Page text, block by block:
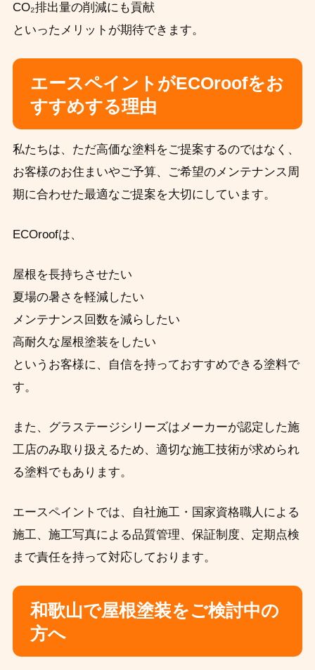
CO₂排出量の削減にも貢献
といったメリットが期待できます。
エースペイントがECOroofをお
すすめする理由
私たちは、ただ高価な塗料をご提案するのではなく、
お客様のお住まいやご予算、ご希望のメンテナンス周
期に合わせた最適なご提案を大切にしています。
ECOroofは、
屋根を長持ちさせたい
夏場の暑さを軽減したい
メンテナンス回数を減らしたい
高耐久な屋根塗装をしたい
というお客様に、自信を持っておすすめできる塗料で
す。
また、グラステージシリーズはメーカーが認定した施
工店のみ取り扱えるため、適切な施工技術が求められ
る塗料でもあります。
エースペイントでは、自社施工・国家資格職人による
施工、施工写真による品質管理、保証制度、定期点検
まで責任を持って対応しております。
和歌山で屋根塗装をご検討中の
方へ